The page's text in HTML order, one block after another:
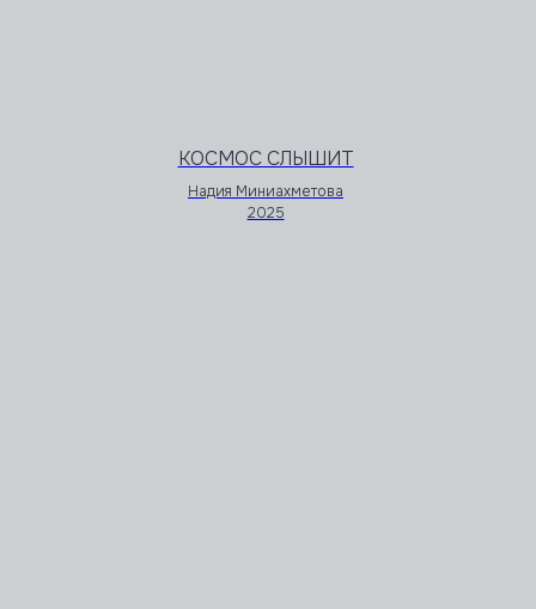
КОСМОС СЛЫШИТ
Надия Миниахметова
2025